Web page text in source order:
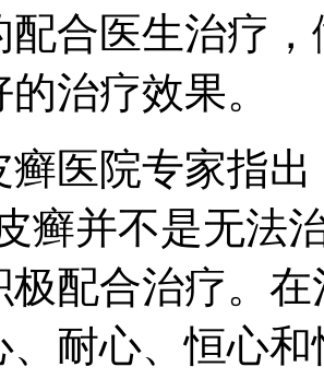
合医生治疗
治疗效果。
癣医院专家指
癣并不是无法
极配合治疗。
、耐心、恒心